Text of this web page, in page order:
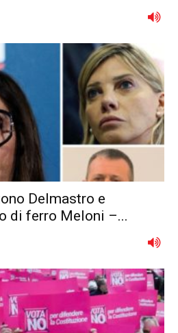
Delmastro e
di ferro Meloni –...